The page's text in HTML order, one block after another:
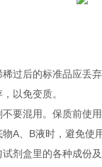
过后的标准品应丢弃
以免变质。
要混用。保质前使用
A、B液时，避免使
剂盒里的各种成份及